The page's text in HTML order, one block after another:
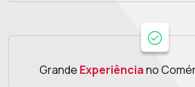
Grande Experiênciano